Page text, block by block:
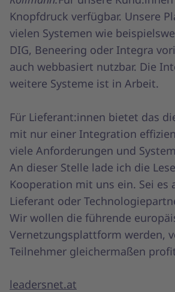
Knopfdruck verfügbar. Unsere
vielen Systemen wie
DIG, Beneering oder Integra
auch webbasiert nutzbar. Die
weitere Systeme ist in Arbeit.
Für Lieferant:innen bietet das
mit nur einer Integration
viele Anforderungen und
An dieser Stelle lade ich die
Kooperation mit uns ein. Sei es
Lieferant oder
Wir wollen die führende
Vernetzungsplattform werden,
Teilnehmer gleichermaßen
leadersnet.at